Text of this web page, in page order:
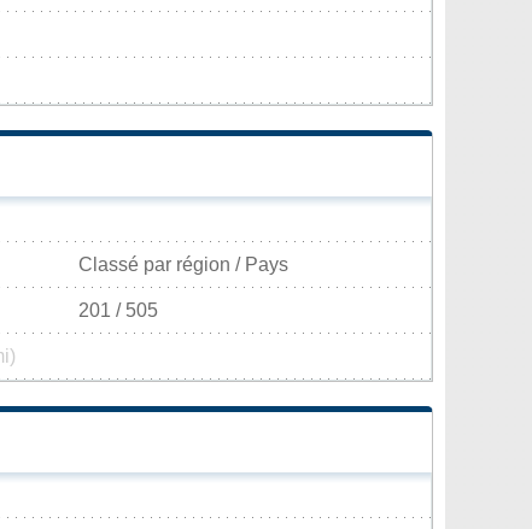
Classé par région / Pays
201 / 505